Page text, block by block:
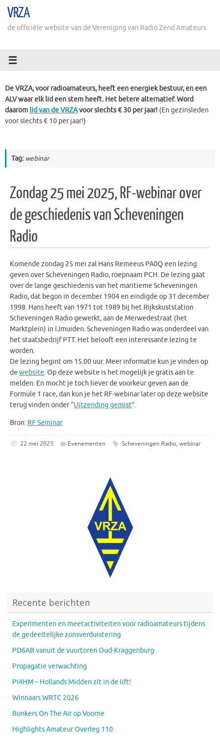
naarVRZA
de officiële website van de Vereniging van Radio Zend Amateurs
De VRZA, voor radioamateurs, heeft een energiek bestuur, en een
ALV waar elk lid een stem heeft. Het betere alternatief. Word
daarom lid van de VRZAvoor slechts € 30 per jaar! (En gezinsleden
voor slechts € 10 per jaar!)
Tag: webinar
Zondag 25 mei 2025, RF-webinar over
de geschiedenis van Scheveningen
Radio
Komende zondag 25 mei zal Hans Remeeus PA0Q een lezing
geven over Scheveningen Radio, roepnaam PCH. De lezing gaat
over de lange geschiedenis van het maritieme Scheveningen
Radio, dat begon in december 1904 en eindigde op 31 december
1998. Hans heeft van 1971 tot 1989 bij het Rijkskuststation
Scheveningen Radio gewerkt, aan de Merwedestraat (het
Marktplein) in IJmuiden. Scheveningen Radio was onderdeel van
het staatsbedrijf PTT. Het belooft een interessante lezing te
worden.
De lezing begint om 15.00 uur. Meer informatie kun je vinden op
de website. Op deze website is het mogelijk je gratis aan te
melden. En mocht je toch liever de voorkeur geven aan de
Formule 1 race, dan kun je het RF-webinar later op deze website
terug vinden onder “Uitzending gemist”.
Bron: RF Seminar
22 mei 2025 Evenementen Scheveningen Radio, webinar
Recente berichten
Experimenten en meetactiviteiten voor radioamateurs tijdens
de gedeeltelijke zonsverduistering
PD6AB vanuit de vuurtoren Oud-Kraggenburg
Propagatie verwachting
PI4HM – Hollands Midden zit in de lift!
Winnaars WRTC 2026
Bunkers On The Air op Voorne
Highlights Amateur Overleg 110